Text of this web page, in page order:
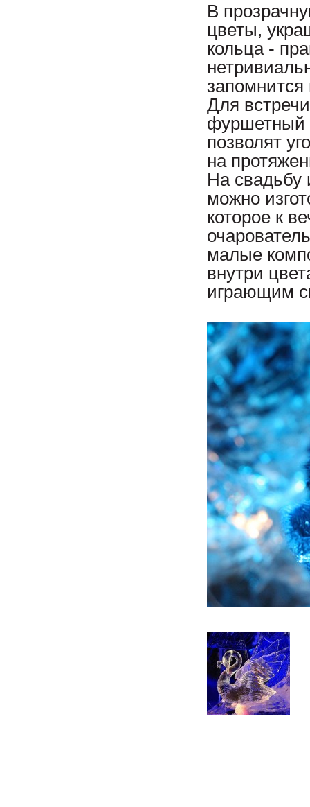
В
цветы,
кольца -
запомнится
Для
фуршетный
позволят
на
На
можно
которое к
малые
внутри
играющим